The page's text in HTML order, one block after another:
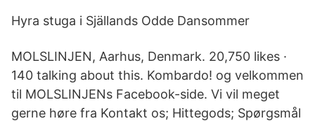
Hyra stuga i Själlands Odde Dansommer
MOLSLINJEN, Aarhus, Denmark. 20,750 likes ·
140 talking about this. Kombardo! og velkommen
til MOLSLINJENs Facebook-side. Vi vil meget
gerne høre fra Kontakt os; Hittegods; Spørgsmål